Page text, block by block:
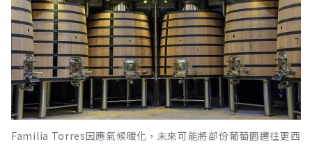
Familia Torres因應氣候暖化，未來可能將部份葡萄園遷往更西